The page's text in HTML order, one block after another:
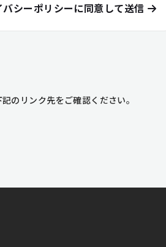
バシーポリシーに同意して送信
のリンク先をご確認ください。